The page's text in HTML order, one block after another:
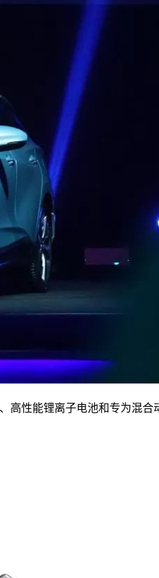
高性能锂离子电池和专为混合